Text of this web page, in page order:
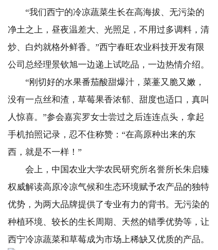
“我们西宁的冷凉蔬菜生长在高海拔、无污染的
净土之上，昼夜温差大、光照足，不用过多调料，清
炒、白灼就格外鲜香。”西宁春旺农业科技开发有限
公司总经理景钦旭一边递上试吃品，一边热情介绍。
“刚切好的水果番茄酸甜爆汁，菜薹又脆又嫩，
没有一点丝和渣，草莓果香浓郁、甜度也适口，真叫
人惊喜。”参会嘉宾罗女士尝过之后连连点头，拿起
手机拍照记录，忍不住称赞：“在高原种出来的东
西，就是不一样！”
会上，中国农业大学农民研究所名誉所长朱启臻
权威解读高原冷凉气候和生态环境赋予农产品的独特
优势，为两大品牌提供了专业有力的背书。无污染的
种植环境、较长的生长周期、天然的错季优势等，让
西宁冷凉蔬菜和草莓成为市场上稀缺又优质的产品。